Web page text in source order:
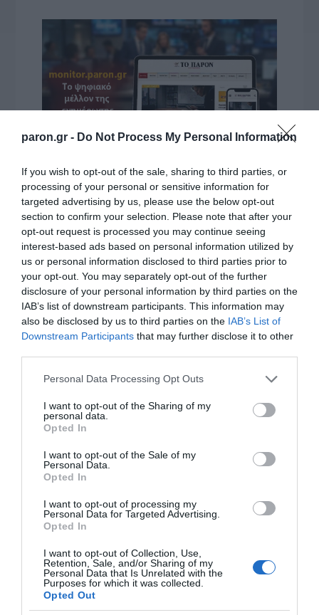
paron.gr - Do Not Process My Personal Information
If you wish to opt-out of the sale, sharing to third parties, or
processing of your personal or sensitive information for
targeted advertising by us, please use the below opt-out
section to confirm your selection. Please note that after your
opt-out request is processed you may continue seeing
interest-based ads based on personal information utilized by
us or personal information disclosed to third parties prior to
your opt-out. You may separately opt-out of the further
disclosure of your personal information by third parties on the
IAB’s list of downstream participants. This information may
also be disclosed by us to third parties on the IAB’s List of
Downstream Participants that may further disclose it to other
Please note that this website/app uses one or more Google
not limited to your visit or usage behaviour. You may click to
grant or deny consent to Google and its third-party tags to
use your data for below specified purposes in below Google
consent section.
Personal Data Processing Opt Outs
I want to opt-out of the Sharing of my
personal data.
Opted In
I want to opt-out of the Sale of my
Personal Data.
Opted In
I want to opt-out of processing my
Personal Data for Targeted Advertising.
Opted In
I want to opt-out of Collection, Use,
Retention, Sale, and/or Sharing of my
Personal Data that Is Unrelated with the
Purposes for which it was collected.
Opted Out
VIDCASTS
ΠΑΥΛΟΣ ΜΑΡΙΝΑΚΗΣ: «ΔΕΝ ΗΘΕΛΑ ΝΑ ΑΦΗΣΩ ΣΤΟΝ
ΕΠΟΜΕΝΟ ΜΙΑ ΚΑΥΤΗ ΠΑΤΑΤΑ»
Ο κυβερνητικός εκπρόσωπος,
Παύλος Μαρινάκης, ανοίγει τα
χαρτιά του στις «Τυπολογίες»
σε ένα vidcast που μιλάει για
Ενημέρωσης. Σε μια εφ’ όλης της ύλης
συνέντευξη στον Βασίλη Κουφόπουλο, αναλύει
το χρονοδιάγραμμα για τις περιφερειακές και
ραδιοφωνικές άδειες, το πακέτο στήριξης των 80
εκατομμυρίων ευρώ για τον Τύπο, αλλά και την
πρωτοβουλία για την άρση της ανωνυμίας στο